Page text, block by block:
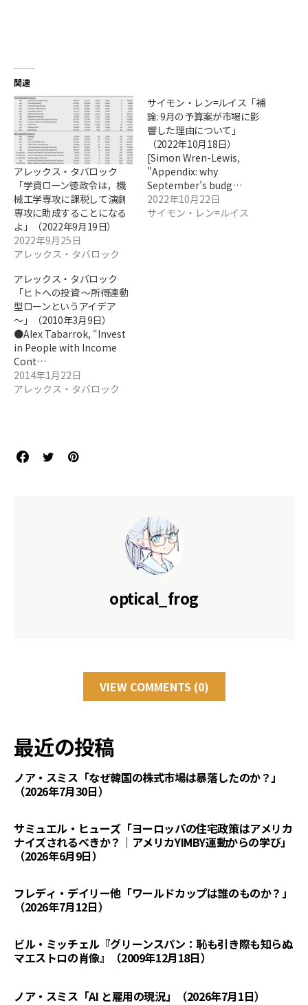
関連
アレックス・タバロック
「学資ローン徳政令は，機
械工学専攻に課税して演劇
専攻に助成することになる
よ」（2022年9月19日）
2022年9月25日
アレックス・タバロック
サイモン・レン=ルイス「補
論: 9月の予算案が市場に影
響した理由について」
（2022年10月18日）
[Simon Wren-Lewis,
"Appendix: why
September’s budg…
2022年10月22日
サイモン・レン=ルイス
アレックス・タバロック
「ヒトへの投資 ～所得連動
型ローンというアイデア
～」（2010年3月9日）
●Alex Tabarrok, “Invest
in People with Income
Cont…
2014年1月22日
アレックス・タバロック
optical_frog
VIEW COMMENTS (0)
最近の投稿
ノア・スミス「なぜ韓国の株式市場は暴落したのか？」
（2026年7月30日）
サミュエル・ヒューズ「ヨーロッパの住宅政策はアメリカ
ナイズされるべきか？｜アメリカYIMBY運動からの学び」
（2026年6月9日）
フレディ・デイリー他「ワールドカップは誰のものか？」
（2026年7月12日）
ビル・ミッチェル『グリーンスパン：恥も引き際も知らぬ
マエストロの肖像』（2009年12月18日）
ノア・スミス「AI と雇用の現況」（2026年7月1日）